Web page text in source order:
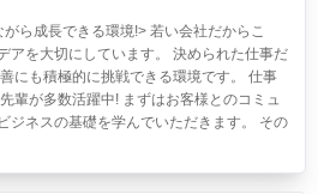
がら成長できる環境!> 若い会社だからこ
アを大切にしています。 決められた仕事だ
にも積極的に挑戦できる環境です。 仕事
輩が多数活躍中! まずはお客様とのコミュ
ジネスの基礎を学んでいただきます。 その